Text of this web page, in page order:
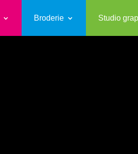
Broderie Studio